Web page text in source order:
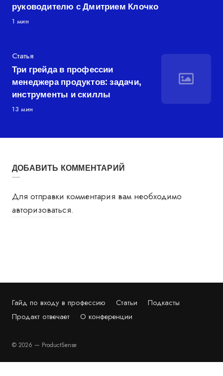
руководителю с Дмитрием Клочко
1 мин
Категория
Статья
Три грейда в профессии
менеджера продуктов: задачи,
инструменты и скиллы
13 мин
ДОБАВИТЬ КОММЕНТАРИЙ
Для отправки комментария вам необходимо
авторизоваться.
Гайд по входу в профессию Статьи
Подкасты
Продакт отвечает
О конференции
© 2026 — ProductSense